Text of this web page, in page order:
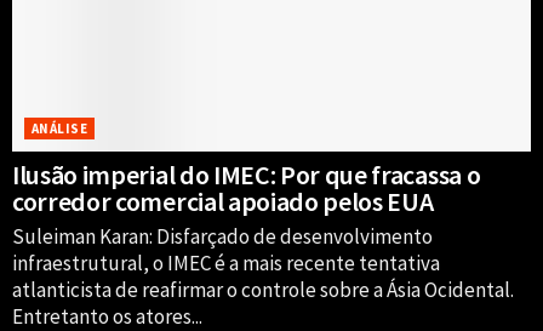
ANÁLISE
Ilusão imperial do IMEC: Por que fracassa o
corredor comercial apoiado pelos EUA
Suleiman Karan: Disfarçado de desenvolvimento
infraestrutural, o IMEC é a mais recente tentativa
atlanticista de reafirmar o controle sobre a Ásia Ocidental.
Entretanto os atores...